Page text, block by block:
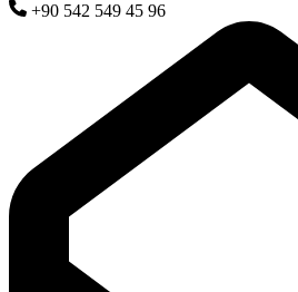
+90 542 549 45 96